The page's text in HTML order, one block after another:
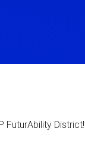
FuturAbility District!